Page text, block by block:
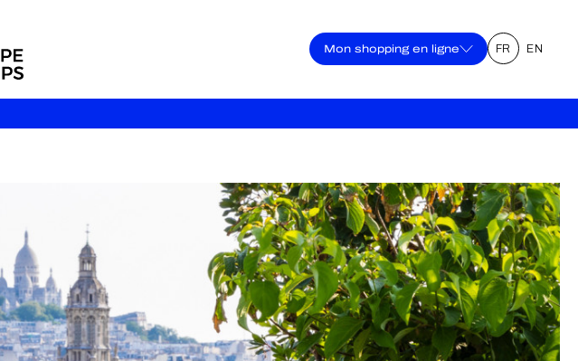
Mon shopping en ligne FR EN